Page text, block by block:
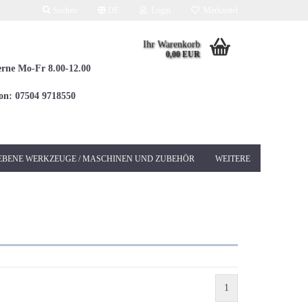
Mo-Fr 8.00-12.00
07504 9718550
Ihr Warenkorb
0,00 EUR
WERKZEUGE / MASCHINEN UND ZUBEHÖR WEITERE
Sanierungsschleifer
SDS-MAX
1